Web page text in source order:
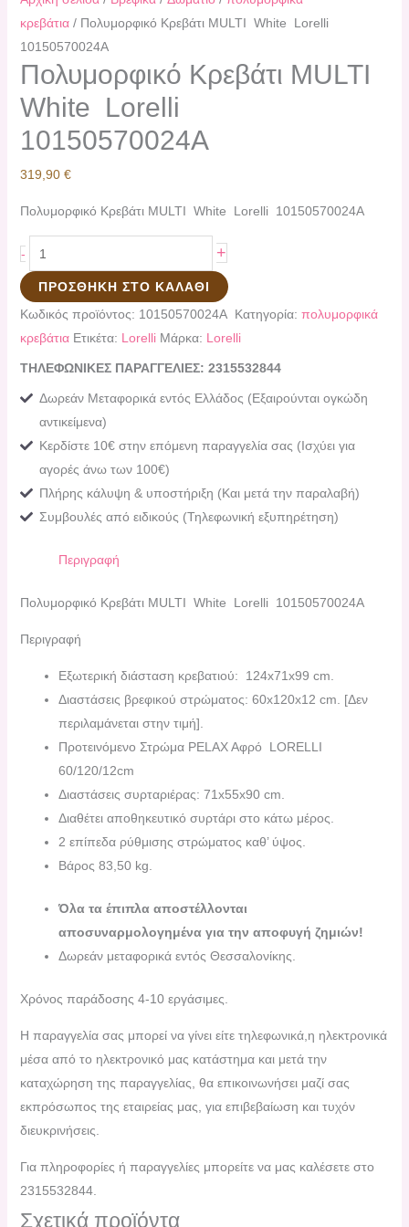
κρεβάτια/ Πολυμορφικό Κρεβάτι ΜULTI White Lorelli
10150570024A
Πολυμορφικό Κρεβάτι ΜULTI
White Lorelli
10150570024A
319,90 €
Πολυμορφικό Κρεβάτι ΜULTI White Lorelli 10150570024A
- +
ΠΡΟΣΘΉΚΗ ΣΤΟ ΚΑΛΆΘΙ
Κωδικός προϊόντος: 10150570024A Κατηγορία: πολυμορφικά
κρεβάτια Ετικέτα: Lorelli Μάρκα: Lorelli
ΤΗΛΕΦΩΝΙΚΕΣ ΠΑΡΑΓΓΕΛΙΕΣ: 2315532844
Δωρεάν Μεταφορικά εντός Ελλάδος (Εξαιρούνται ογκώδη
αντικείμενα)
Κερδίστε 10€ στην επόμενη παραγγελία σας (Ισχύει για
αγορές άνω των 100€)
Πλήρης κάλυψη & υποστήριξη (Και μετά την παραλαβή)
Συμβουλές από ειδικούς (Τηλεφωνική εξυπηρέτηση)
Περιγραφή
Πολυμορφικό Κρεβάτι ΜULTI White Lorelli 10150570024A
Περιγραφή
Εξωτερική διάσταση κρεβατιού: 124x71x99 cm.
Διαστάσεις βρεφικού στρώματος: 60x120x12 cm. [Δεν
περιλαμάνεται στην τιμή].
Προτεινόμενο Στρώμα ΡΕLAX Aφρό LORELLI
60/120/12cm
Διαστάσεις συρταριέρας: 71x55x90 cm.
Διαθέτει αποθηκευτικό συρτάρι στο κάτω μέρος.
2 επίπεδα ρύθμισης στρώματος καθ’ ύψος.
Βάρος 83,50 kg.
Όλα τα έπιπλα αποστέλλονται
αποσυναρμολογημένα για την αποφυγή ζημιών!
Δωρεάν μεταφορικά εντός Θεσσαλονίκης.
Χρόνος παράδοσης 4-10 εργάσιμες.
H παραγγελία σας μπορεί να γίνει είτε τηλεφωνικά,η ηλεκτρονικά
μέσα από το ηλεκτρονικό μας κατάστημα και μετά την
καταχώρηση της παραγγελίας, θα επικοινωνήσει μαζί σας
εκπρόσωπος της εταιρείας μας, για επιβεβαίωση και τυχόν
διευκρινήσεις.
Για πληροφορίες ή παραγγελίες μπορείτε να μας καλέσετε στο
2315532844.
Σχετικά προϊόντα